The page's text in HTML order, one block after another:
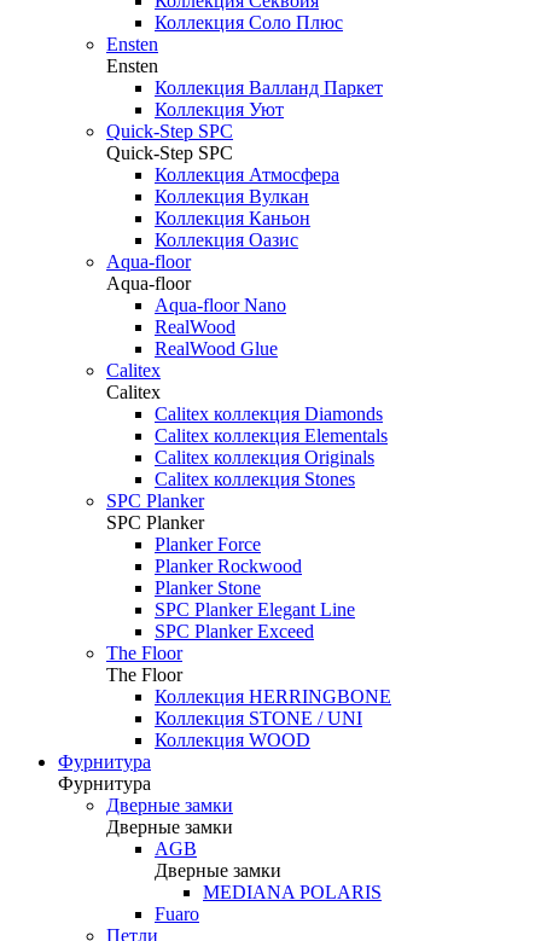
Коллекция Соло Плюс
Ensten
Ensten
Коллекция Валланд Паркет
Коллекция Уют
Quick-Step SPC
Quick-Step SPC
Коллекция Атмосфера
Коллекция Вулкан
Коллекция Каньон
Коллекция Оазис
Aqua-floor
Aqua-floor
Aqua-floor Nano
RealWood
RealWood Glue
Calitex
Calitex
Calitex коллекция Diamonds
Calitex коллекция Elementals
Calitex коллекция Originals
Calitex коллекция Stones
SPC Planker
SPC Planker
Planker Force
Planker Rockwood
Planker Stone
SPC Planker Elegant Line
SPC Planker Exceed
The Floor
The Floor
Коллекция HERRINGBONE
Коллекция STONE / UNI
Коллекция WOOD
Фурнитура
Фурнитура
Дверные замки
Дверные замки
AGB
Дверные замки
MEDIANA POLARIS
Fuaro
Петли